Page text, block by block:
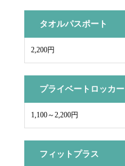
タオルパスポート
2,200円
プライベートロッカー
1,100～2,200円
フィットプラス